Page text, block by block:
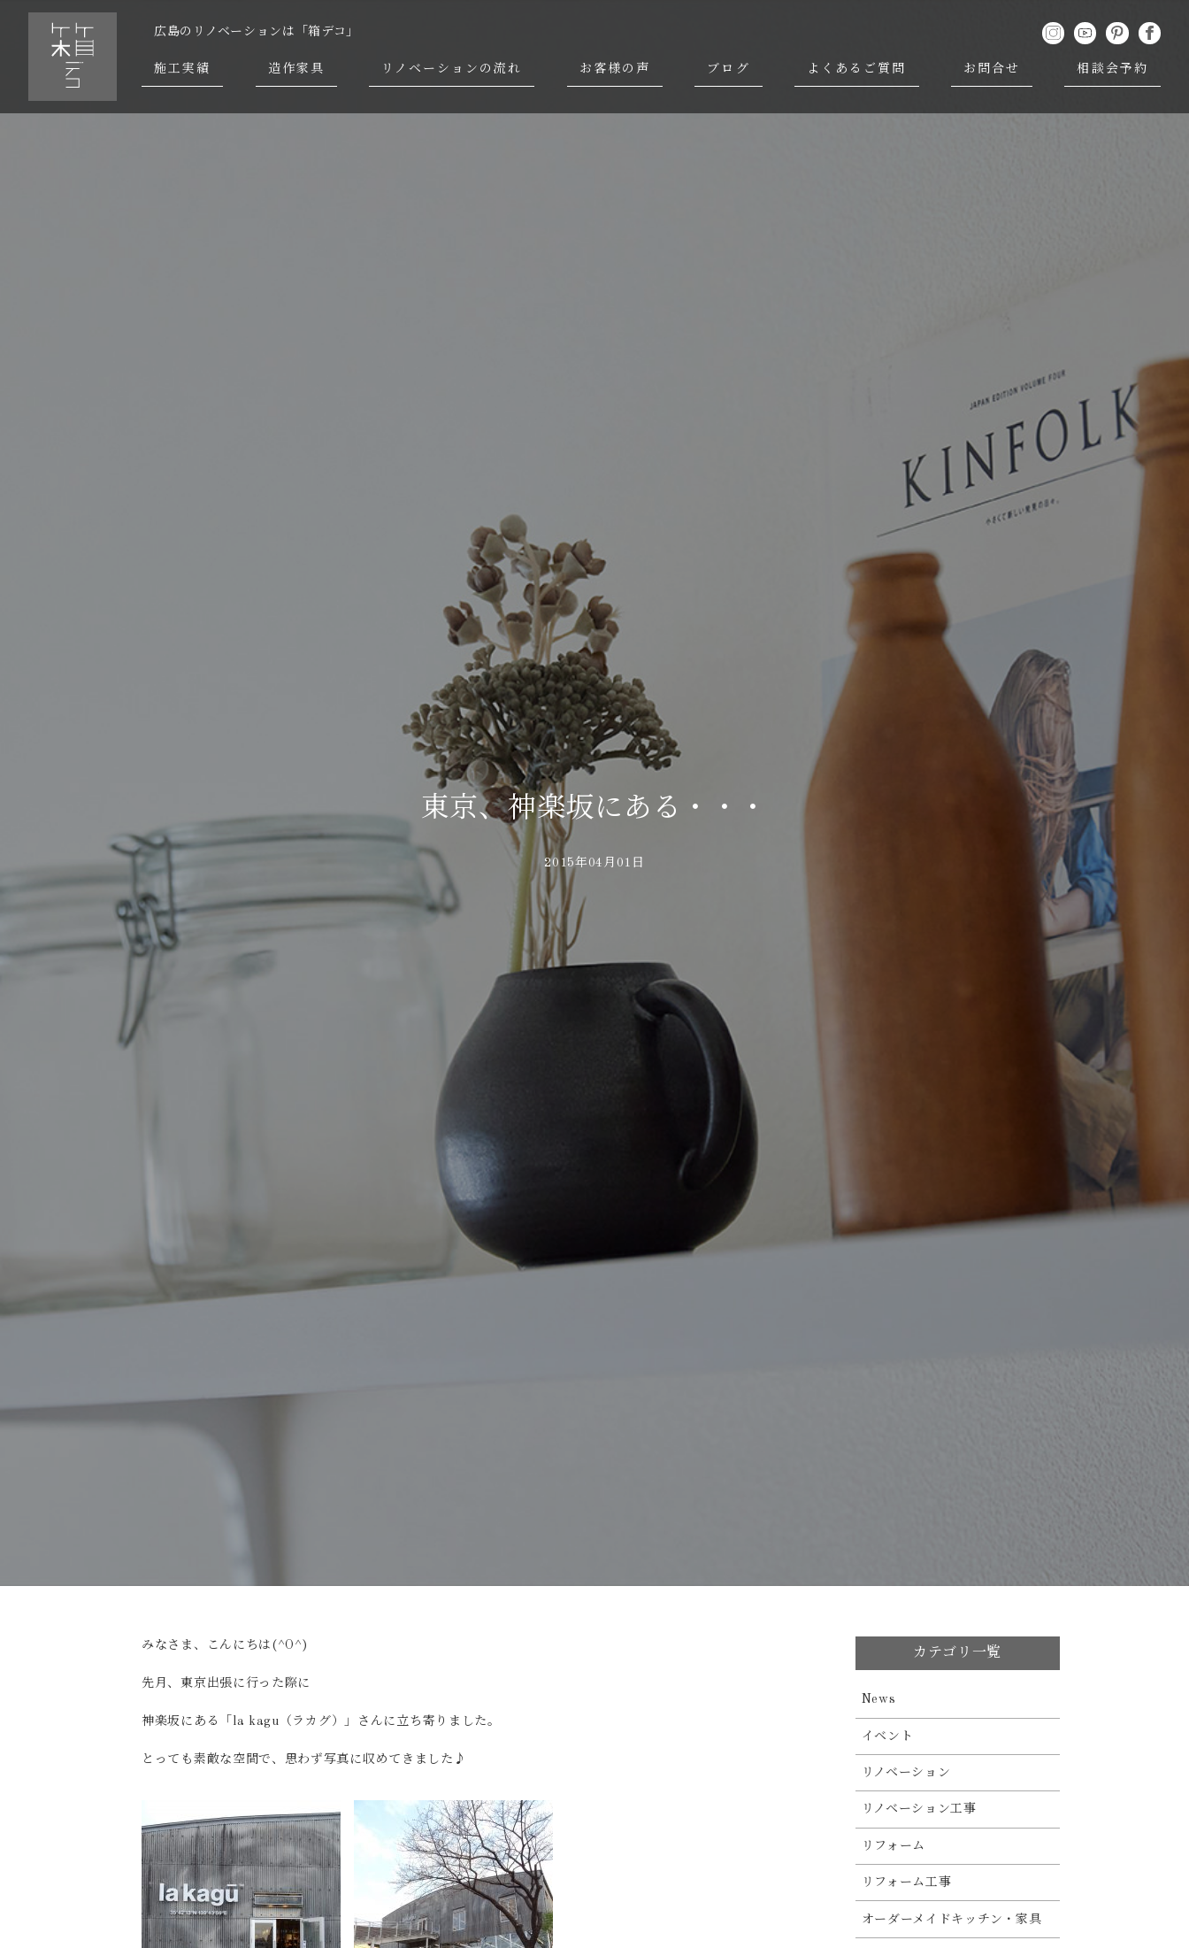
広島のリノベーションは「箱デコ」
施工実績 造作家具 リノベーションの流れ お客様の声 ブログ よくあるご質問 お問合せ 相談会予約
東京、神楽坂にある・・・
2015年04月01日
みなさま、こんにちは(^O^)
先月、東京出張に行った際に
神楽坂にある「la kagu（ラカグ）」さんに立ち寄りました。
とっても素敵な空間で、思わず写真に収めてきました♪
カテゴリ一覧
News
イベント
リノベーション
リノベーション工事
リフォーム
リフォーム工事
オーダーメイドキッチン・家具